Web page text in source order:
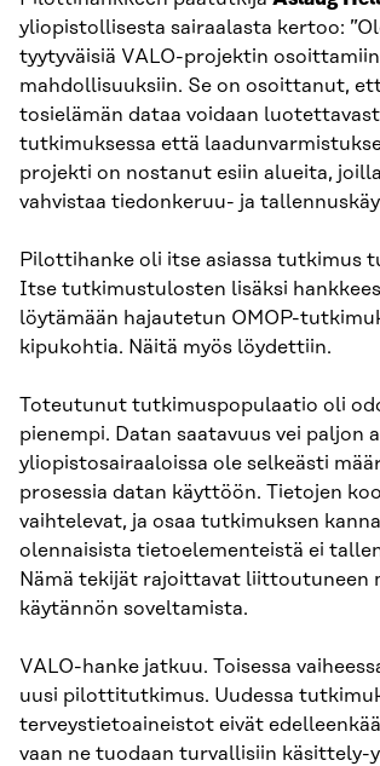
yliopistollisesta sairaalasta kertoo:
tyytyväisiä VALO-projektin osoittamiin
mahdollisuuksiin. Se on osoittanut,
tosielämän dataa voidaan
tutkimuksessa että
projekti on nostanut esiin alueita,
vahvistaa tiedonkeruu- ja
Pilottihanke oli itse asiassa tutkimus
Itse tutkimustulosten lisäksi
löytämään hajautetun OMOP-
kipukohtia. Näitä myös löydettiin.
Toteutunut tutkimuspopulaatio oli
pienempi. Datan saatavuus vei paljon
yliopistosairaaloissa ole selkeästi
prosessia datan käyttöön. Tietojen
vaihtelevat, ja osaa tutkimuksen
olennaisista tietoelementeistä ei
Nämä tekijät rajoittavat liittoutuneen
käytännön soveltamista.
VALO-hanke jatkuu. Toisessa
uusi pilottitutkimus. Uudessa
terveystietoaineistot eivät
vaan ne tuodaan turvallisiin käsittely-